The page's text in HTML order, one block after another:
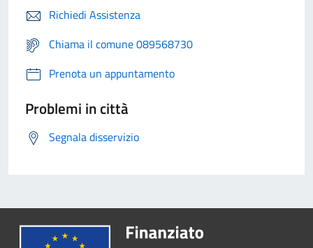
Richiedi Assistenza
Chiama il comune 089568730
Prenota un appuntamento
Problemi in città
Segnala disservizio